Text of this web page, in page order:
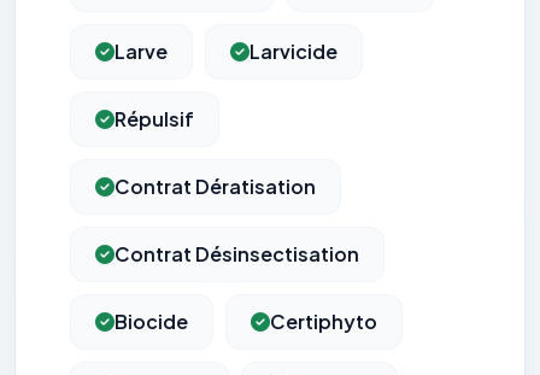
Larve Larvicide
Répulsif
Contrat Dératisation
Contrat Désinsectisation
Biocide Certiphyto